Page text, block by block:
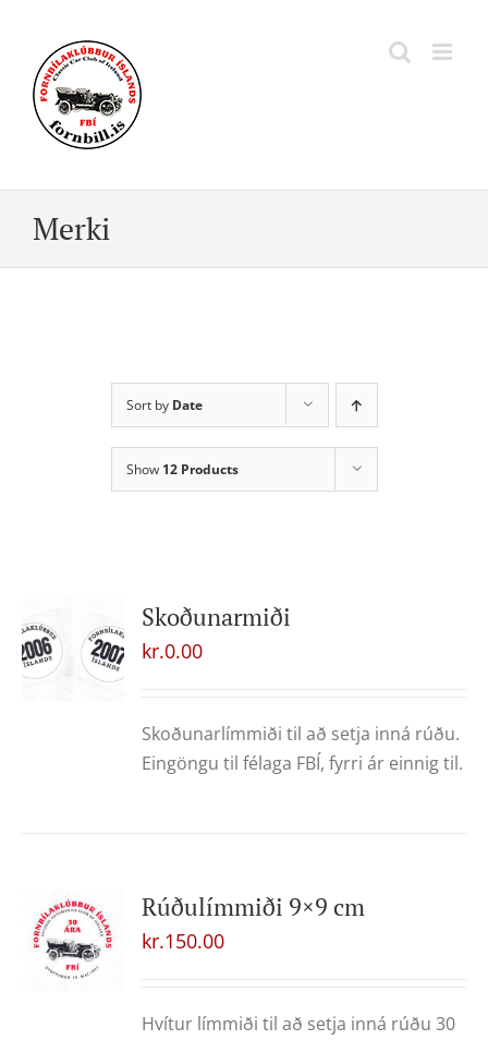
content
Merki
Sort by Date
Show 12 Products
Skoðunarmiði
kr.0.00
Skoðunarlímmiði til að setja inná rúðu.
Eingöngu til félaga FBÍ, fyrri ár einnig til.
Rúðulímmiði 9×9 cm
kr.150.00
Hvítur límmiði til að setja inná rúðu 30